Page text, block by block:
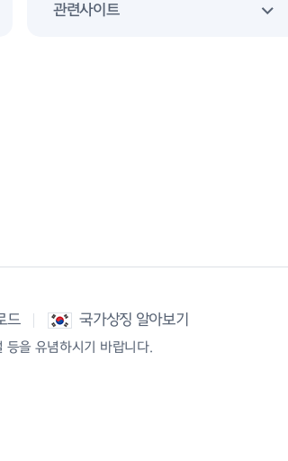
관련사이트
드 국가상징 알아보기
등을 유념하시기 바랍니다.